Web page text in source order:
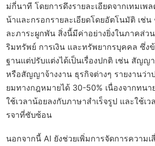
ม่กี่นาที โดยการดึงรายละเอียดจากเทมเพ
น้าและกรอกรายละเอียดโดยอัตโนมัติ เ
ละภาระผูกพัน สิ่งนี้มีค่าอย่างยิ่งในภาคส่ว
ริมทรัพย์ การเงิน และทรัพยากรบุคคล ซึ่ง
ฐานแต่ปรับแต่งได้เป็นเรื่องปกติ เช่น สัญญา
หรือสัญญาจ้างงาน ธุรกิจต่างๆ รายงานว่า
ยมทางกฎหมายได้ 30-50% เนื่องจากทนา
ใช้เวลาน้อยลงกับภาษาสำเร็จรูป และใช้เ
รจาที่ซับซ้อน
นอกจากนี้ AI ยังช่วยเพิ่มการจัดการความ